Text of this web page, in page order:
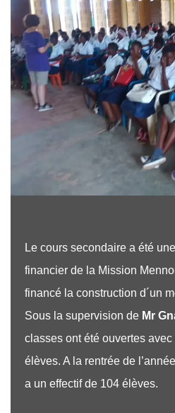
Le cours secondaire a été
financier de la Mission
financé la construction d´un
Sous la supervision de Mr
classes ont été ouvertes
élèves. A la rentrée de
a un effectif de 104 élèves.